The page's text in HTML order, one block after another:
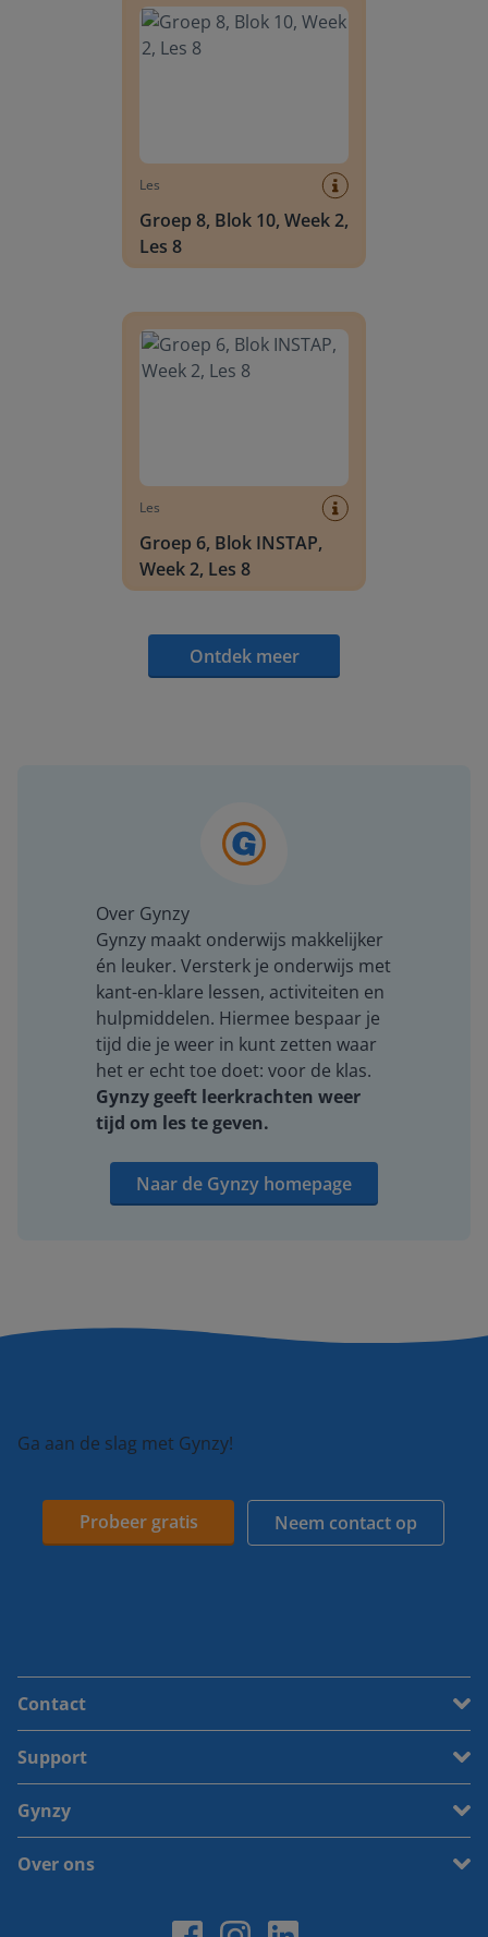
Les
Groep 8, Blok 10, Week 2,
Les 8
Les
Groep 6, Blok INSTAP,
Week 2, Les 8
Ontdek meer
Over Gynzy
Gynzy maakt onderwijs makkelijker
én leuker. Versterk je onderwijs met
kant-en-klare lessen, activiteiten en
hulpmiddelen. Hiermee bespaar je
tijd die je weer in kunt zetten waar
het er echt toe doet: voor de klas.
Gynzy geeft leerkrachten weer
tijd om les te geven.
Naar de Gynzy homepage
Ga aan de slag met Gynzy!
Probeer gratis Neem contact op
Contact
Support
Gynzy
Over ons